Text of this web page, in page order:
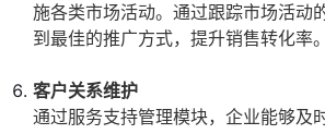
施各类市场活动。通过跟踪市场活动
到最佳的推广方式，提升销售转化率。
客户关系维护
通过服务支持管理模块，企业能够及